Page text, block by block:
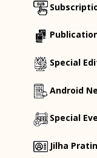
Special
Android
Special
Jilha